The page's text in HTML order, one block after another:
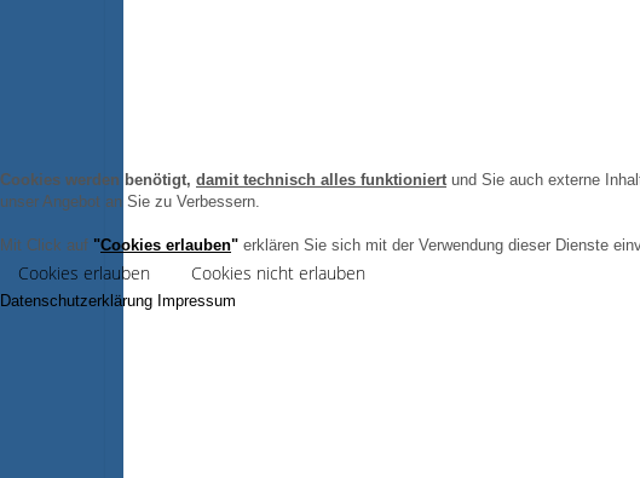
Cookies werden benötigt, damit technisch alles funktioniert und Sie auch externe
unser Angebot an Sie zu Verbessern.
Mit Click auf "Cookies erlauben" erklären Sie sich mit der Verwendung dieser Dienste
Cookies erlauben Cookies nicht erlauben
Datenschutzerklärung Impressum